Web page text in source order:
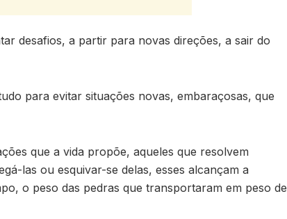
desafios, a partir para novas direções, a sair do
para evitar situações novas, embaraçosas, que
que a vida propõe, aqueles que resolvem
las ou esquivar-se delas, esses alcançam a
o peso das pedras que transportaram em peso de